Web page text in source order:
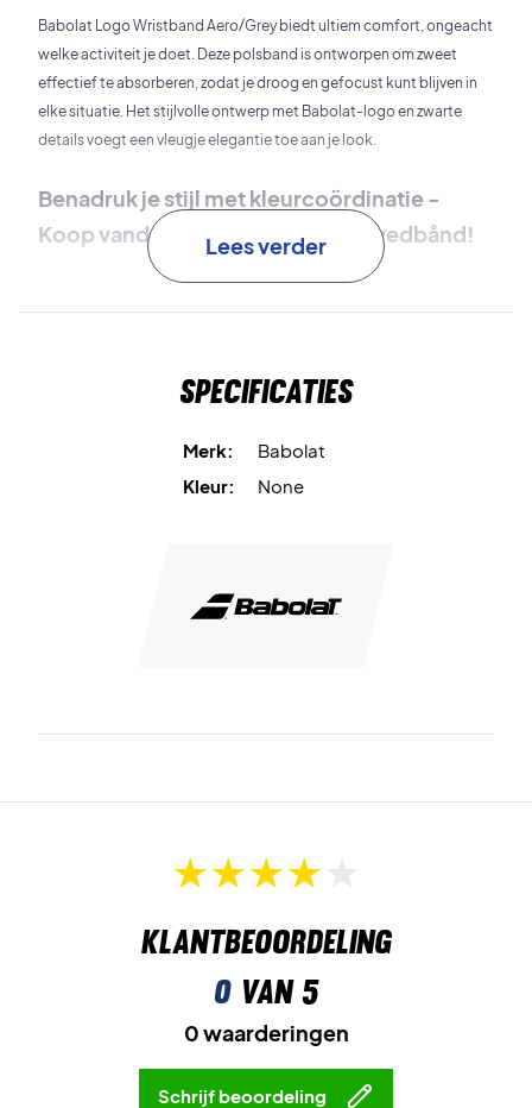
Babolat Logo Wristband Aero/Grey biedt ultiem comfort, ongeacht
welke activiteit je doet. Deze polsband is ontworpen om zweet
effectief te absorberen, zodat je droog en gefocust kunt blijven in
elke situatie. Het stijlvolle ontwerp met Babolat-logo en zwarte
details voegt een vleugje elegantie toe aan je look.
Benadruk je stijl met kleurcoördinatie -
Koop vandaag nog een Babolat svedbånd!
Lees verder
Specificaties
Merk:
Babolat
Kleur:
None
Klantbeoordeling
0van 5
0 waarderingen
Schrijf beoordeling